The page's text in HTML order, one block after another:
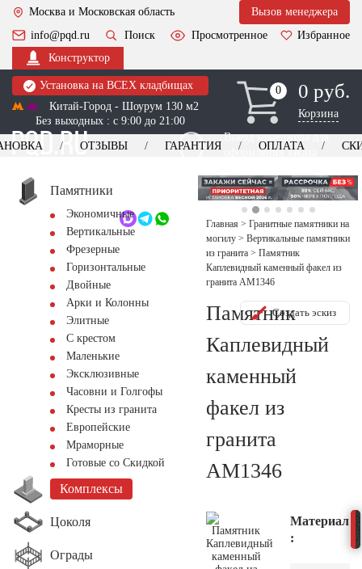
Москва и Московская область
Вызов менеджера
info@pqd.ru
Поиск Просмотренное
Избранное
Конструктор
Установка на ВСЕХ кладбищах
Китай-Город - Шоурум 130 м2
Без выходных : с 9:00 до 21:00
0
0 0 руб.
Корзина
Выезд менеджера для
оформления заказа
+7 (495) 518-44-23
Обратный звонок
ОТЗЫВЫ ГАРАНТИЯ ОПЛАТА
Памятники
Экономичные
Вертикальные
Фрезерные
Горизонтальные
Двойные
Арки и Колонны
Элитные
С крестом
Маленькие
Эксклюзивные
Часовни и Голгофы
Кресты из гранита
Европейские
Мраморные
Готовые со Скидкой
Комплексы
Цоколя
Ограды
Главная > Гранитные памятники на
могилу > Вертикальные памятники
из гранита > Памятник
Каплевидный каменный факел из
гранита AM1346
Памятник
Каплевидный
каменный
факел из
гранита
AM1346
Создать эскиз
Материал
: